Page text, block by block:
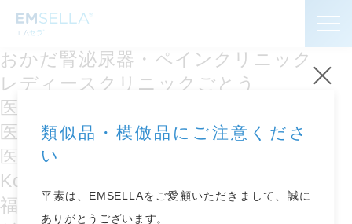
お知らせ
エムセラ®とは
おかだ腎泌尿器・ペインクリニック
レディースクリニックごとう
医療法人社団 親愛産婦人科
医療法人 佑健会 木村病院
医療法人社団 大井医院
Kobe OCEANS Clinic
福田レディースクリニック
類似品・模倣品にご注意くださ
い
平素は、EMSELLAをご愛顧いただきまして、誠に
ありがとうございます。